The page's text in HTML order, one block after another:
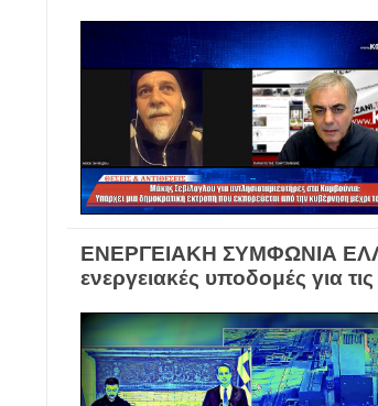
ΕΝΕΡΓΕΙΑΚΗ ΣΥΜΦΩΝΙΑ
ενεργειακές υποδομές για